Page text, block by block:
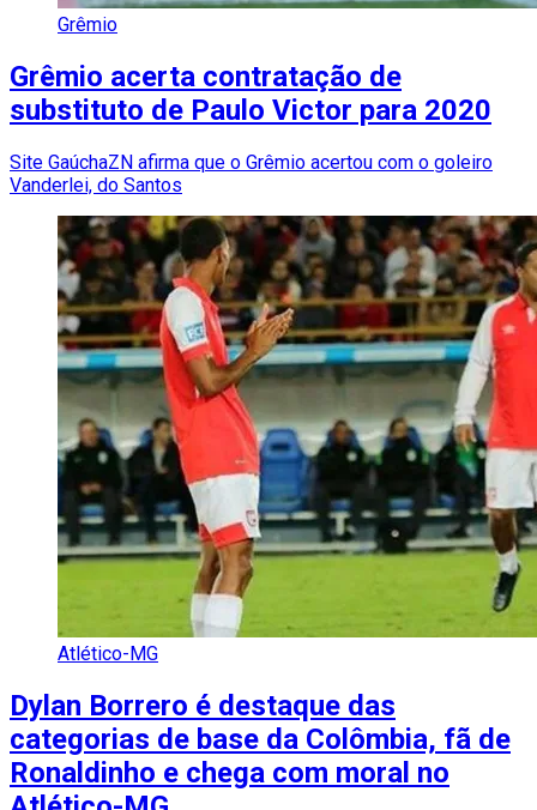
Grêmio
Grêmio acerta contratação de
substituto de Paulo Victor para 2020
Site GaúchaZN afirma que o Grêmio acertou com o goleiro
Vanderlei, do Santos
Atlético-MG
Dylan Borrero é destaque das
categorias de base da Colômbia, fã de
Ronaldinho e chega com moral no